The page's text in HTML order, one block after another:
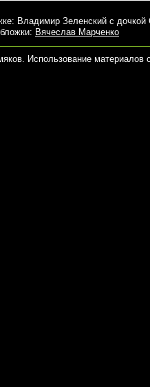
Владимир Зеленский с
Вячеслав Марченко
Использование материалов